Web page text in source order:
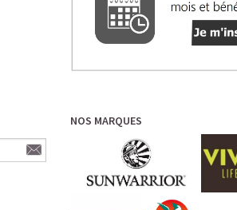
NOS MARQUES